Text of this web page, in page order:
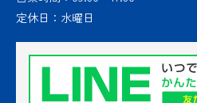
定休日： 水曜日